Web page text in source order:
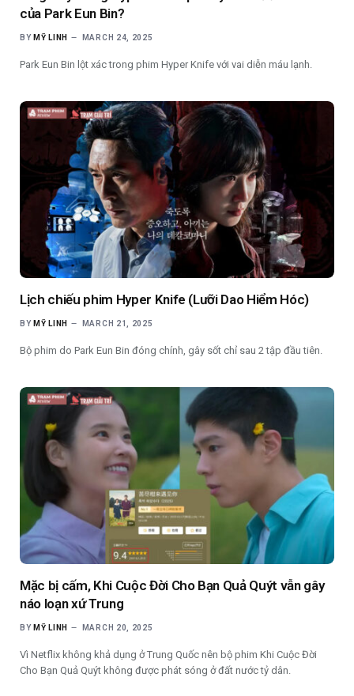
của Park Eun Bin?
BY MỸ LINH MARCH 24, 2025
Park Eun Bin lột xác trong phim Hyper Knife với vai diễn máu lạnh.
Lịch chiếu phim Hyper Knife (Lưỡi Dao Hiểm Hóc)
BY MỸ LINH MARCH 21, 2025
Bộ phim do Park Eun Bin đóng chính, gây sốt chỉ sau 2 tập đầu tiên.
Mặc bị cấm, Khi Cuộc Đời Cho Bạn Quả Quýt vẫn gây
náo loạn xứ Trung
BY MỸ LINH MARCH 20, 2025
Vì Netflix không khả dụng ở Trung Quốc nên bộ phim Khi Cuộc Đời
Cho Bạn Quả Quýt không được phát sóng ở đất nước tỷ dân.